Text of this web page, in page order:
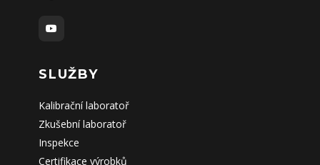
SLUŽBY
Kalibrační laboratoř
Zkušební laboratoř
Inspekce
Certifikace výrobků